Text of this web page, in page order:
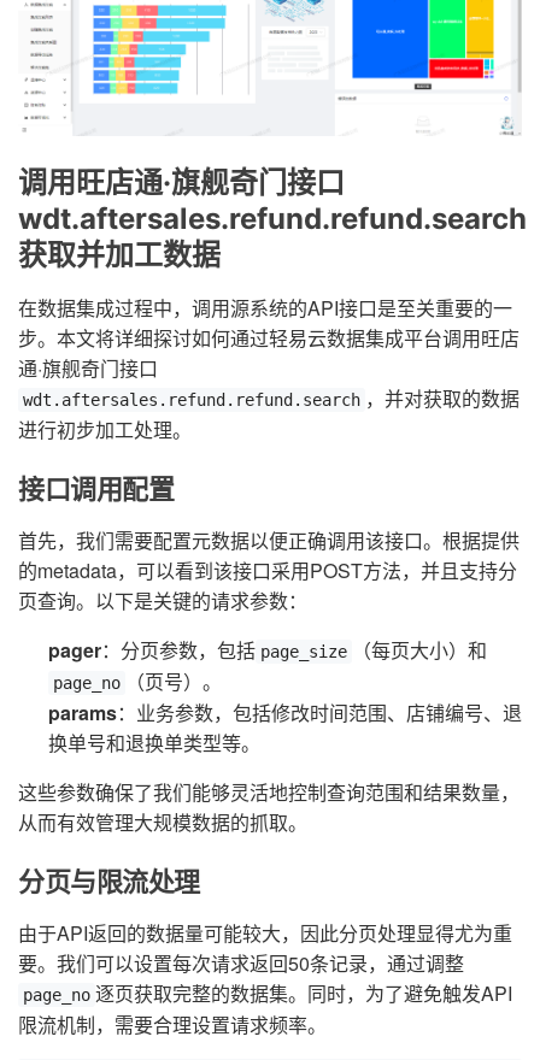
调用旺店通·旗舰奇门接口
wdt.aftersales.refund.refund.search
获取并加工数据
在数据集成过程中，调用源系统的API接口是至关重要的一
步。本文将详细探讨如何通过轻易云数据集成平台调用旺店
通·旗舰奇门接口
wdt.aftersales.refund.refund.search ，并对获取的数据
进行初步加工处理。
接口调用配置
首先，我们需要配置元数据以便正确调用该接口。根据提供
的metadata，可以看到该接口采用POST方法，并且支持分
页查询。以下是关键的请求参数：
pager：分页参数，包括 page_size （每页大小）和
page_no
（页号）。
params：业务参数，包括修改时间范围、店铺编号、退
换单号和退换单类型等。
这些参数确保了我们能够灵活地控制查询范围和结果数量，
从而有效管理大规模数据的抓取。
分页与限流处理
由于API返回的数据量可能较大，因此分页处理显得尤为重
要。我们可以设置每次请求返回50条记录，通过调整
page_no 逐页获取完整的数据集。同时，为了避免触发API
限流机制，需要合理设置请求频率。